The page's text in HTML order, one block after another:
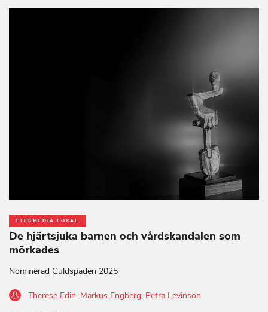
ETERMEDIA LOKAL
De hjärtsjuka barnen och vårdskandalen som
mörkades
Nominerad Guldspaden 2025
Therese Edin, Markus Engberg, Petra Levinson